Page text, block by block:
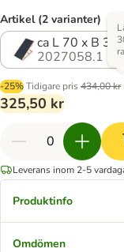
Artikel (2 varianter)
ca L 70 x B 35
2027058.1
-25%Tidigare pris 434,00 kr
325,50 kr
Leverans inom 2-5
Produktinfo
Omdömen